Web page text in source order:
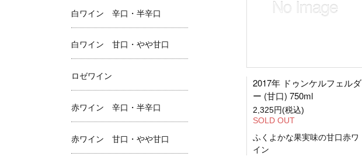
2017年 ドゥンケルフェルダ
ー (甘口) 750ml
2,325円(税込)
SOLD OUT
ふくよかな果実味の甘口赤ワ
イン
白ワイン 辛口・半辛口
白ワイン 甘口・やや甘口
ロゼワイン
赤ワイン 辛口・半辛口
赤ワイン 甘口・やや甘口